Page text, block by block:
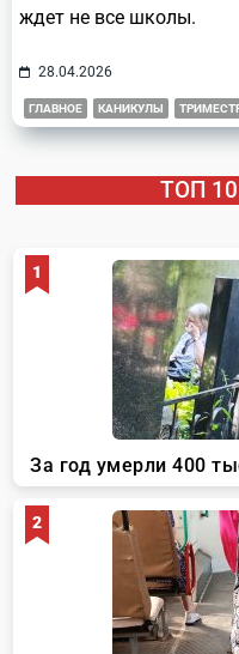
ждет не все школы.
28.04.2026
ГЛАВНОЕ КАНИКУЛЫ
ТОП